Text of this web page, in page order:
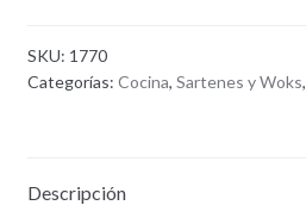
SKU: 1770
Categorías: Cocina, Sartenes y Woks,
Descripción